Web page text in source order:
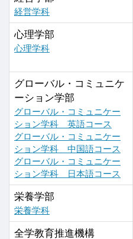
経営学科
心理学部
心理学科
グローバル・コミュニケ
ーション学部
グローバル・コミュニケー
ション学科 英語コース
グローバル・コミュニケー
ション学科 中国語コース
グローバル・コミュニケー
ション学科 日本語コース
栄養学部
栄養学科
全学教育推進機構